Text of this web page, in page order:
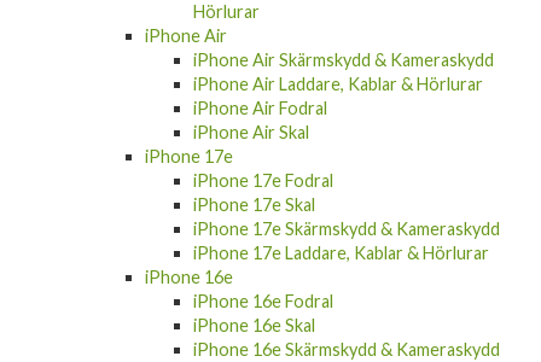
Hörlurar
iPhone Air
iPhone Air Skärmskydd & Kameraskydd
iPhone Air Laddare, Kablar & Hörlurar
iPhone Air Fodral
iPhone Air Skal
iPhone 17e
iPhone 17e Fodral
iPhone 17e Skal
iPhone 17e Skärmskydd & Kameraskydd
iPhone 17e Laddare, Kablar & Hörlurar
iPhone 16e
iPhone 16e Fodral
iPhone 16e Skal
iPhone 16e Skärmskydd & Kameraskydd